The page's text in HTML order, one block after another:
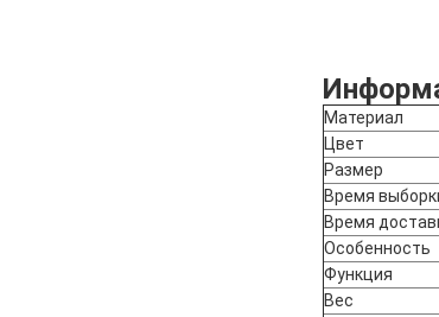
Материал
Цвет
Размер
Время
Время
Особенность
Функция
Вес